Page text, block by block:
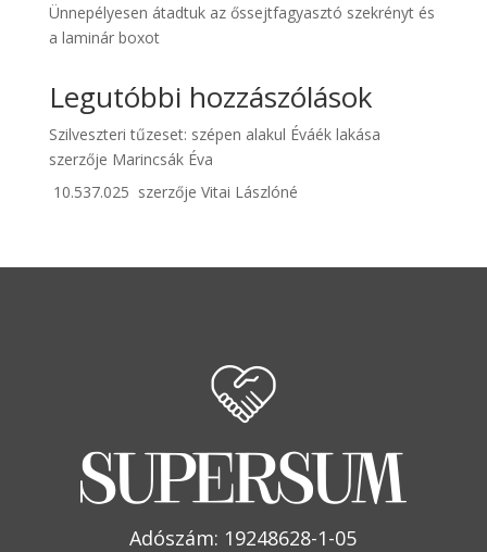
Ünnepélyesen átadtuk az őssejtfagyasztó szekrényt és
a laminár boxot
Legutóbbi hozzászólások
Szilveszteri tűzeset: szépen alakul Éváék lakása
szerzője Marincsák Éva
10.537.025 szerzője Vitai Lászlóné
Adószám: 19248628-1-05